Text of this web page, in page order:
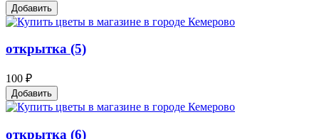
Добавить
открытка (5)
100 ₽
Добавить
открытка (6)